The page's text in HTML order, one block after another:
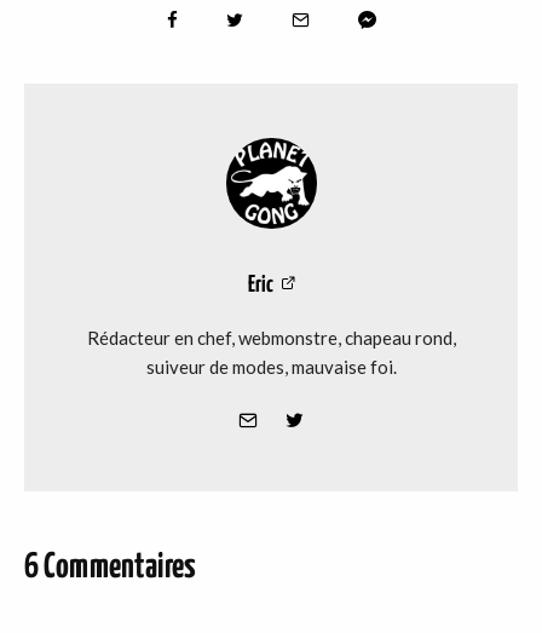
Eric
Rédacteur en chef, webmonstre, chapeau rond,
suiveur de modes, mauvaise foi.
6 Commentaires